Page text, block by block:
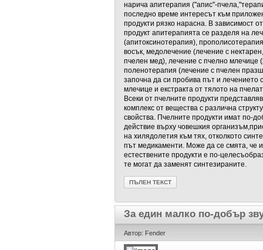
нарича апитерапия ("апис"-
последно време интересът към
продукти рязко нарасна. В зависимост
продукт апитерапията се разделя на
(апитоксинотерапия),
восък, медолечение (лечение с
пчелен мед), лечение с пчелно млечице
поленотерапия (лечение с пчелен
започна да си пробива път и лечението
млечице и екстракта от тялото на
Всеки от пчелните продукти
комплекс от вещества с различна
свойства. Пчелните продукти имат по-
действие върху човешкия
на хилядолетия към тях, отколкото
път медикаменти. Може да се смята, че
естествените продукти е по-
те могат да заменят синтезираните.
ПЪЛЕН ТЕКСТ
За един малко по-добър
Автор: Fender